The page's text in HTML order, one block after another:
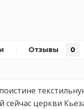
Отзывы 0
церкви